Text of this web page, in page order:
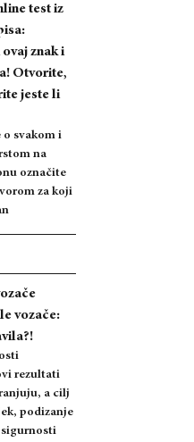
test iz
znak i
Otvorite,
jeste li
svakom i
na
označite
za koji
vozače:
rezultati
a cilj
podizanje